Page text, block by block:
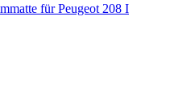
für Peugeot 208 I